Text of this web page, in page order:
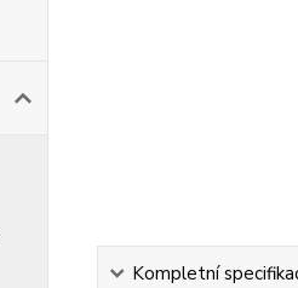
Kompletní